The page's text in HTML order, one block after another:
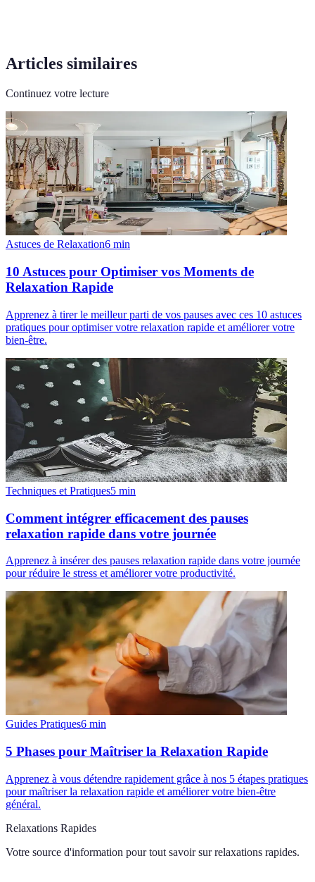
Articles similaires
Continuez votre lecture
Astuces de Relaxation6 min
10 Astuces pour Optimiser vos Moments de
Relaxation Rapide
Apprenez à tirer le meilleur parti de vos pauses avec ces 10 astuces
pratiques pour optimiser votre relaxation rapide et améliorer votre
bien-être.
Techniques et Pratiques5 min
Comment intégrer efficacement des pauses
relaxation rapide dans votre journée
Apprenez à insérer des pauses relaxation rapide dans votre journée
pour réduire le stress et améliorer votre productivité.
Guides Pratiques6 min
5 Phases pour Maîtriser la Relaxation Rapide
Apprenez à vous détendre rapidement grâce à nos 5 étapes pratiques
pour maîtriser la relaxation rapide et améliorer votre bien-être
général.
Relaxations Rapides
Votre source d'information pour tout savoir sur relaxations rapides.